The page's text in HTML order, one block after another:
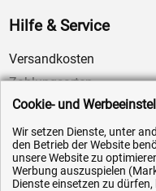
Hilfe & Service
Versandkosten
Zahlungsarten
Service
AGB / Widerrufsrecht
Datenschutz
Impressum
Cookie- und
Wir setzen Dienste, unter
den Betrieb der Website
unsere Website zu
Werbung auszuspielen
Dienste einsetzen zu